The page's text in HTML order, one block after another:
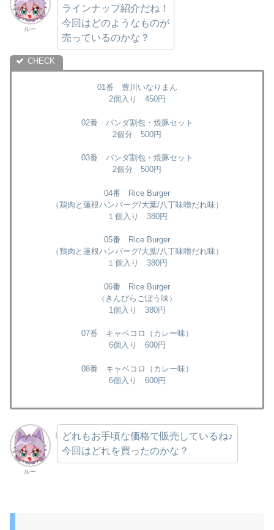
ルー
ラインナップ紹介だね！
今回はどのようなものが
売っているのかな？
01番 豊川いなりまん
2個入り 450円
02番 パンダ割包・焼豚セット
2個分 500円
03番 パンダ割包・焼豚セット
2個分 500円
04番 Rice Burger
（鶏肉と蓮根ハンバーグ/大葉/八丁味噌だれ味）
１個入り 380円
05番 Rice Burger
（鶏肉と蓮根ハンバーグ/大葉/八丁味噌だれ味）
１個入り 380円
06番 Rice Burger
（きんぴらごぼう味）
1個入り 380円
07番 キャベコロ（カレー味）
6個入り 600円
08番 キャベコロ（カレー味）
6個入り 600円
ルー
どれもお手頃な価格で販売しているね♪
今回はどれを買ったのかな？